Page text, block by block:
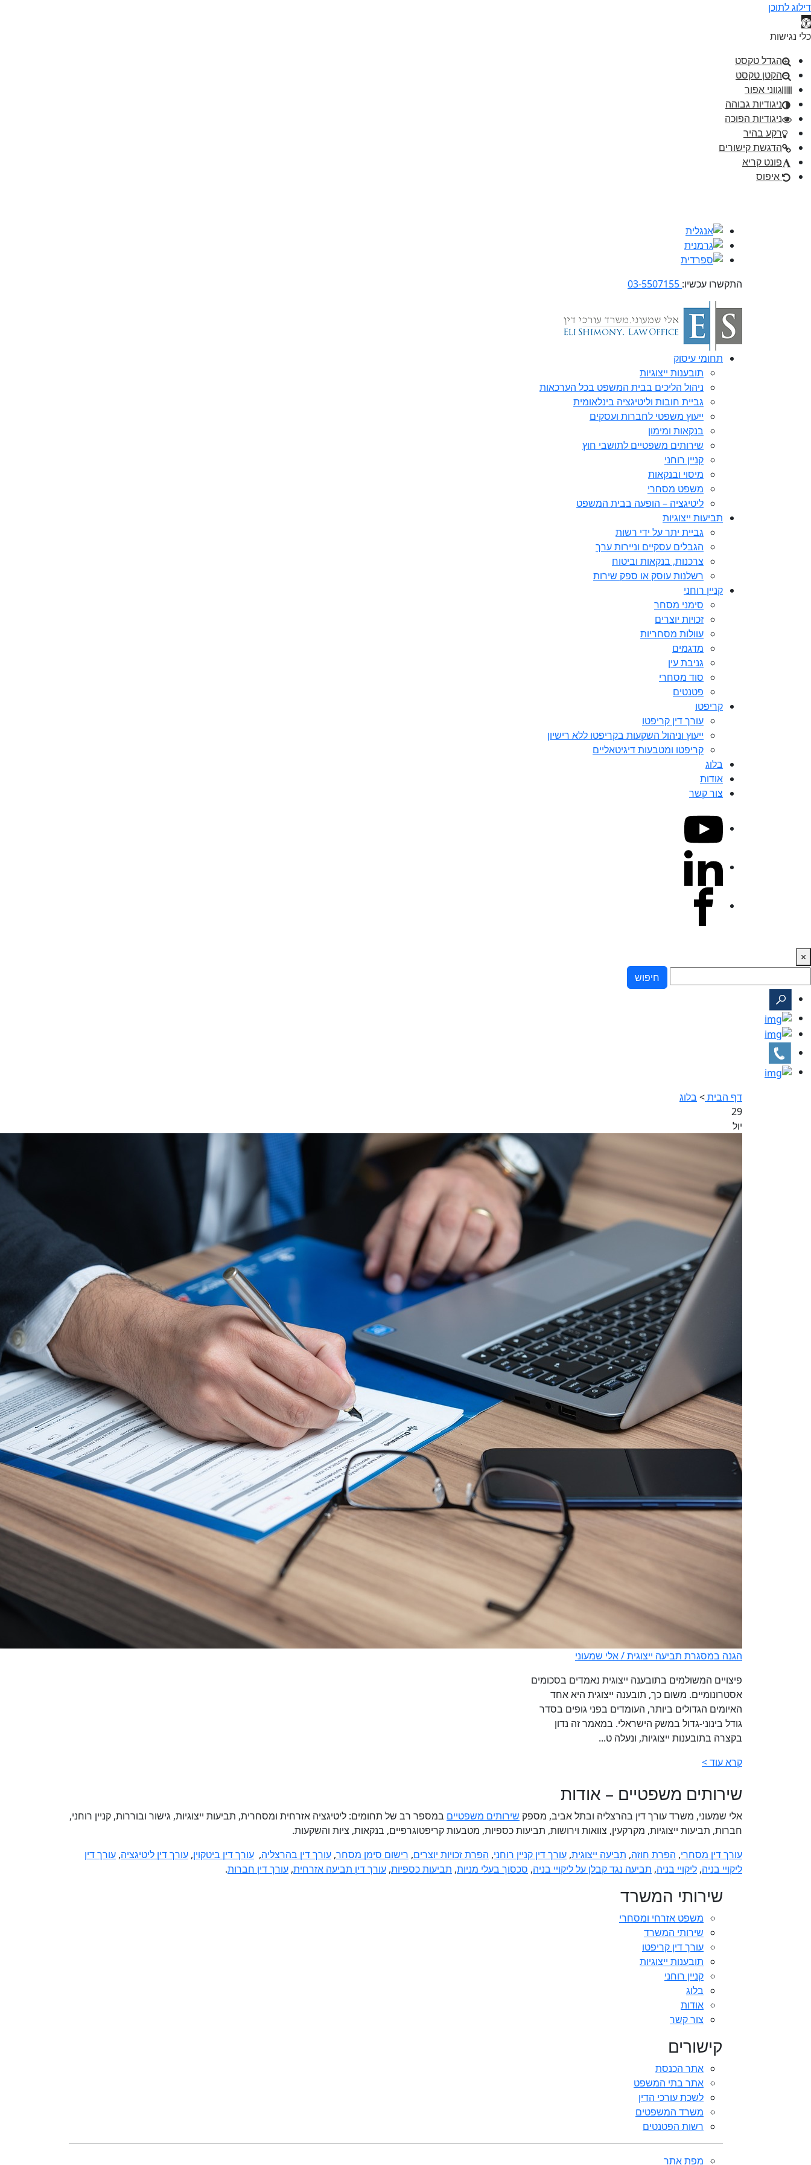
דילוג לתוכן
פתח סרגל נגישות
כלי נגישות
הגדל טקסט
הקטן טקסט
גווני אפור
ניגודיות גבוהה
ניגודיות הפוכה
רקע בהיר
הדגשת קישורים
פונט קריא
איפוס
התקשרו עכשיו:
תחומי עיסוק
תובענות ייצוגיות
ניהול הליכים בבית המשפט בכל הערכאות
גביית חובות וליטיגציה בינלאומית
ייעוץ משפטי לחברות ועסקים
בנקאות ומימון
שירותים משפטיים לתושבי חוץ
קניין רוחני
מיסוי ובנקאות
משפט מסחרי
ליטיגציה – הופעה בבית המשפט
תביעות ייצוגיות
גביית יתר על ידי רשות
הגבלים עסקיים וניירות ערך
צרכנות, בנקאות וביטוח
רשלנות עוסק או ספק שירות
קניין רוחני
סימני מסחר
זכויות יוצרים
עוולות מסחריות
מדגמים
גניבת עין
סוד מסחרי
פטנטים
קריפטו
עורך דין קריפטו
ייעוץ וניהול השקעות בקריפטו ללא רישיון
קריפטו ומטבעות דיגיטאליים
בלוג
אודות
צור קשר
×
חיפוש
דף הבית> בלוג
29
יול
הגנה במסגרת תביעה ייצוגית /אלי שמעוני
פיצויים המשולמים בתובענה ייצוגית נאמדים בסכומים
אסטרונומיים. משום כך, תובענה ייצוגית היא אחד
האיומים הגדולים ביותר, העומדים בפני גופים בסדר
גודל בינוני-גדול במשק הישראלי. במאמר זה נדון
בקצרה בתובענות ייצוגיות, ונעלה ט...
קרא עוד >
שירותים משפטיים – אודות
אלי שמעוני, משרד עורך דין בהרצליה ובתל אביב, מספק שירותים משפטיים במספר רב של תחומים: ליטיגציה אזרחית ומסחרית, תביעות ייצוגיות, גישור ובוררות, קניין רוחני,
חברות, תביעות ייצוגיות, מקרקעין, צוואות וירושות, תביעות כספיות, מטבעות קריפטוגרפיים, בנקאות, ציות והשקעות.
עורך דין מסחרי, הפרת חוזה, תביעה ייצוגית, עורך דין קניין רוחני, הפרת זכויות יוצרים, רישום סימן מסחר, עורך דין בהרצליה, עורך דין ביטקוין, עורך דין ליטיגציה, עורך דין
ליקויי בניה, ליקויי בניה, תביעה נגד קבלן על ליקויי בניה, סכסוך בעלי מניות, תביעות כספיות, עורך דין תביעה אזרחית, עורך דין חברות.
שירותי המשרד
משפט אזרחי ומסחרי
שירותי המשרד
עורך דין קריפטו
תובענות ייצוגיות
קניין רוחני
בלוג
אודות
צור קשר
קישורים
אתר הכנסת
אתר בתי המשפט
לשכת עורכי הדין
משרד המשפטים
רשות הפטנטים
מפת אתר